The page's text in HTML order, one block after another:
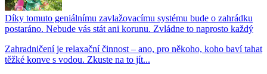
Díky tomuto geniálnímu zavlažovacímu systému bude o zahrádku
postaráno. Nebude vás stát ani korunu. Zvládne to naprosto každý
Zahradničení je relaxační činnost – ano, pro někoho, koho baví tahat
těžké konve s vodou. Zkuste na to jít...